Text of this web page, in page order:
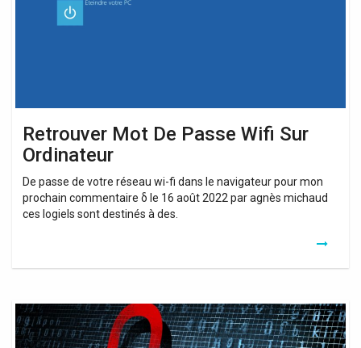
Retrouver Mot De Passe Wifi Sur
Ordinateur
De passe de votre réseau wi-fi dans le navigateur pour mon
prochain commentaire δ le 16 août 2022 par agnès michaud
ces logiels sont destinés à des.
Ordinateur
Comment
Retrouver
Mot